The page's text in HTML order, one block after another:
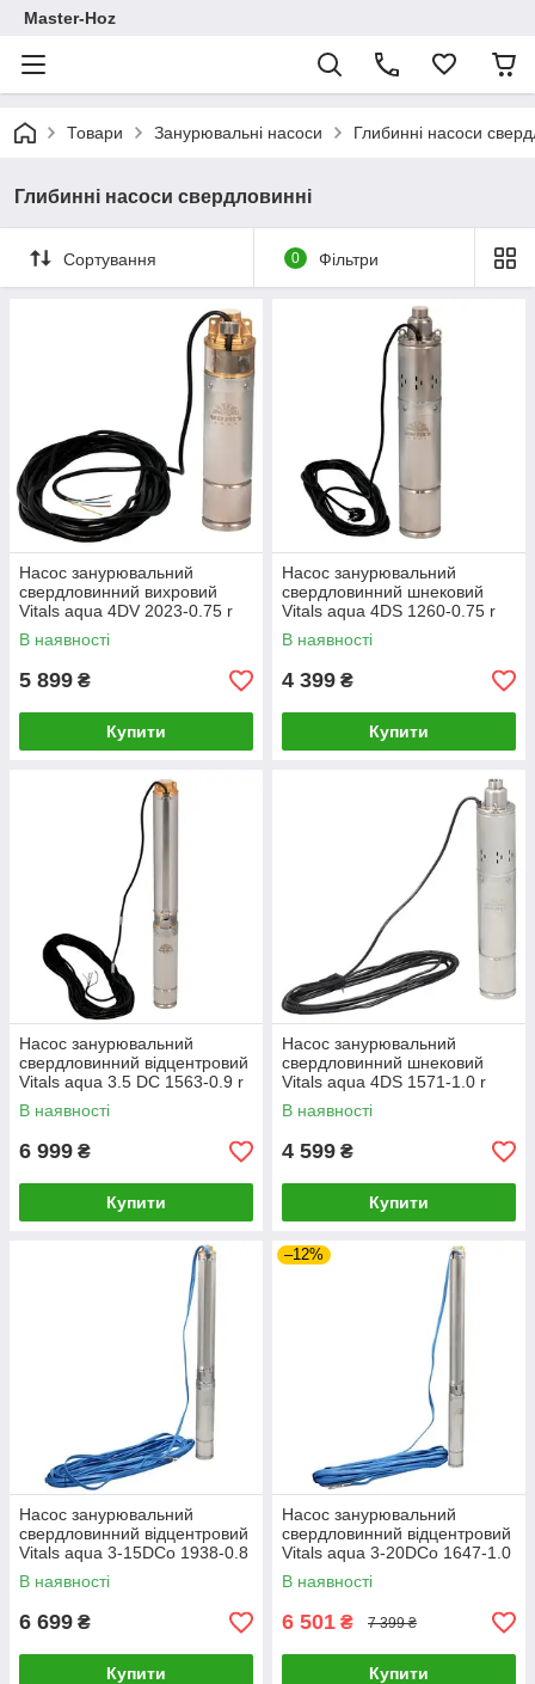
Master-Hoz
Товари Занурювальні насоси Глибинні насоси
Глибинні насоси свердловинні
Сортування 0 Фільтри
Насос занурювальний
свердловинний вихровий
Vitals aqua 4DV 2023-0.75 r
В наявності
5 899 ₴
Купити
Насос занурювальний
свердловинний шнековий
Vitals aqua 4DS 1260-0.75 r
В наявності
4 399 ₴
Купити
Насос занурювальний
свердловинний відцентровий
Vitals aqua 3.5 DC 1563-0.9 r
В наявності
6 999 ₴
Купити
Насос занурювальний
свердловинний шнековий
Vitals aqua 4DS 1571-1.0 r
В наявності
4 599 ₴
Купити
Насос занурювальний
свердловинний відцентровий
Vitals aqua 3-15DCo 1938-0.8
rВ наявності
6 699 ₴
Купити
–12%
Насос занурювальний
свердловинний відцентровий
Vitals aqua 3-20DCo 1647-1.0
rВ наявності
6 501 ₴ 7 399 ₴
Купити